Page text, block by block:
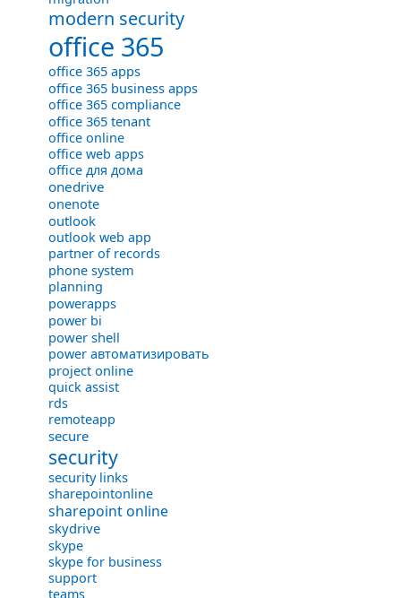
modern security
office 365
office 365 apps
office 365 business apps
office 365 compliance
office 365 tenant
office online
office web apps
office для дома
onedrive
onenote
outlook
outlook web app
partner of records
phone system
planning
powerapps
power bi
power shell
power автоматизировать
project online
quick assist
rds
remoteapp
secure
security
security links
sharepointonline
sharepoint online
skydrive
skype
skype for business
support
teams